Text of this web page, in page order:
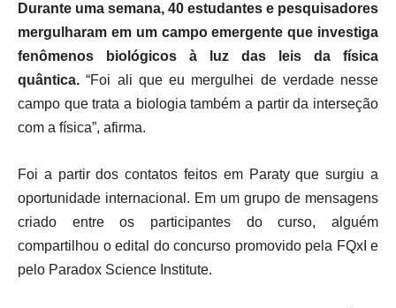
Durante uma semana, 40 estudantes e pesquisadores
mergulharam em um campo emergente que investiga
fenômenos biológicos à luz das leis da física
quântica. “Foi ali que eu mergulhei de verdade nesse
campo que trata a biologia também a partir da interseção
com a física”, afirma.
Foi a partir dos contatos feitos em Paraty que surgiu a
oportunidade internacional. Em um grupo de mensagens
criado entre os participantes do curso, alguém
compartilhou o edital do concurso promovido pela FQxI e
pelo Paradox Science Institute.